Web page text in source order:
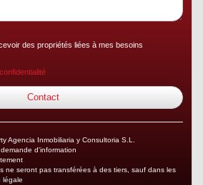
des propriétés liées à mes besoins
Agencia Inmobiliaria y Consultoria S.L.
d'information
ne seront pas transférées à des tiers, sauf dans les
légale